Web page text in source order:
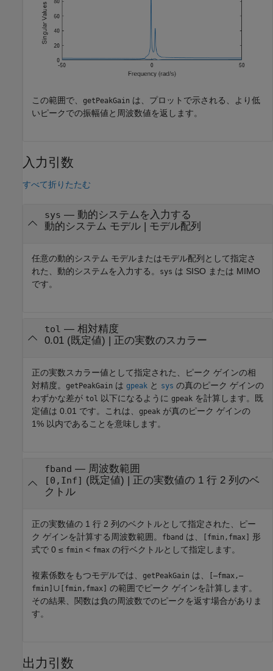
この範囲で、 getPeakGain は、プロットで示される、より低
いピークでの振幅値と周波数値を返します。
入力引数
すべて折りたたむ
sys — 動的システムを入力する
動的システム モデル| モデル配列
任意の動的システム モデルまたはモデル配列として指定さ
れた、動的システムを入力する。
sys は SISO または MIMO
です。
tol — 相対精度
0.01 (既定値) | 正の実数のスカラー
正の実数スカラー値として指定された、ピーク ゲインの相
対精度。 getPeakGain は gpeak と sys の真のピーク ゲインの
わずかな差が tol 以下になるように gpeak を計算します。既
定値は 0.01 です。これは、 gpeak が真のピーク ゲインの
1% 以内であることを意味します。
fband — 周波数範囲
[0,Inf] (既定値) | 正の実数値の 1 行 2 列のベ
クトル
正の実数値の 1 行 2 列のベクトルとして指定された、ピー
ク ゲインを計算する周波数範囲。
fband は、 [fmin,fmax]
形
式で 0 ≤ fmin < fmax の行ベクトルとして指定します。
複素係数をもつモデルでは、 getPeakGain は、
[–fmax,–
fmin] ∪ [fmin,fmax]
の範囲でピーク ゲインを計算します。
その結果、関数は負の周波数でのピークを返す場合がありま
す。
出力引数